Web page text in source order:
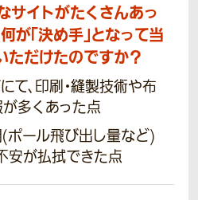
サイトがたくさんあっ
が「決め手」となって当
ただけたのですか？
て、印刷・縫製技術や布
多くあった点
ポール飛び出し量など)
安が払拭できた点